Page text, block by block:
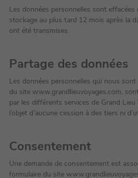
Les données personnelles sont
stockage au plus tard 12 mois après la
ont été transmises.
Partage des données
Les données personnelles qui nous
du site www.grandlieuvoyages.com,
par les différents services de Grand
l’objet d’aucune cession à des tiers ni
Consentement
Une demande de consentement est
formulaire du site